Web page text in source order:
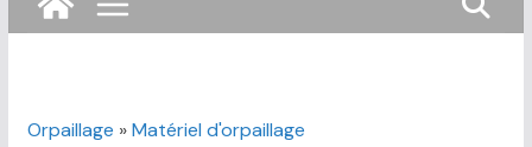
Orpaillage »Matériel d'orpaillage